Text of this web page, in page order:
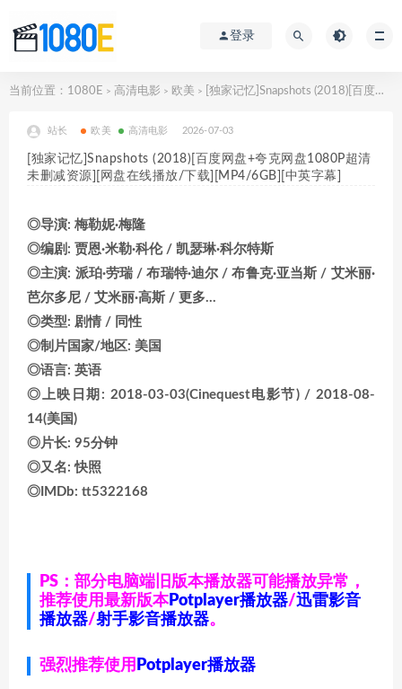
登录
当前位置： 1080E > 高清电影 > 欧美 > [独家记忆]Snapshots (2018)[百度网盘+夸克网盘1080P超清未删减资源][网盘在线播放/下载][MP4/6GB][中英字幕]
站长 欧美 高清电影 2026-07-03
[独家记忆]Snapshots (2018)[百度网盘+夸克网盘1080P超清
未删减资源][网盘在线播放/下载][MP4/6GB][中英字幕]
◎导演: 梅勒妮·梅隆
◎编剧: 贾恩·米勒·科伦 / 凯瑟琳·科尔特斯
◎主演: 派珀·劳瑞 / 布瑞特·迪尔 / 布鲁克·亚当斯 / 艾米丽·
芭尔多尼 / 艾米丽·高斯 / 更多…
◎类型: 剧情 / 同性
◎制片国家/地区: 美国
◎语言: 英语
◎上映日期: 2018-03-03(Cinequest电影节) / 2018-08-
14(美国)
◎片长: 95分钟
◎又名: 快照
◎IMDb: tt5322168
PS：部分电脑端旧版本播放器可能播放异常，
推荐使用最新版本Potplayer播放器/迅雷影音
播放器/射手影音播放器。
强烈推荐使用 Potplayer播放器